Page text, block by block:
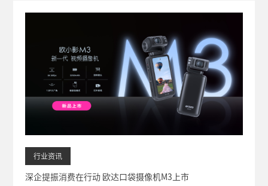
行业资讯
深企提振消费在行动 欧达口袋摄像机M3上市